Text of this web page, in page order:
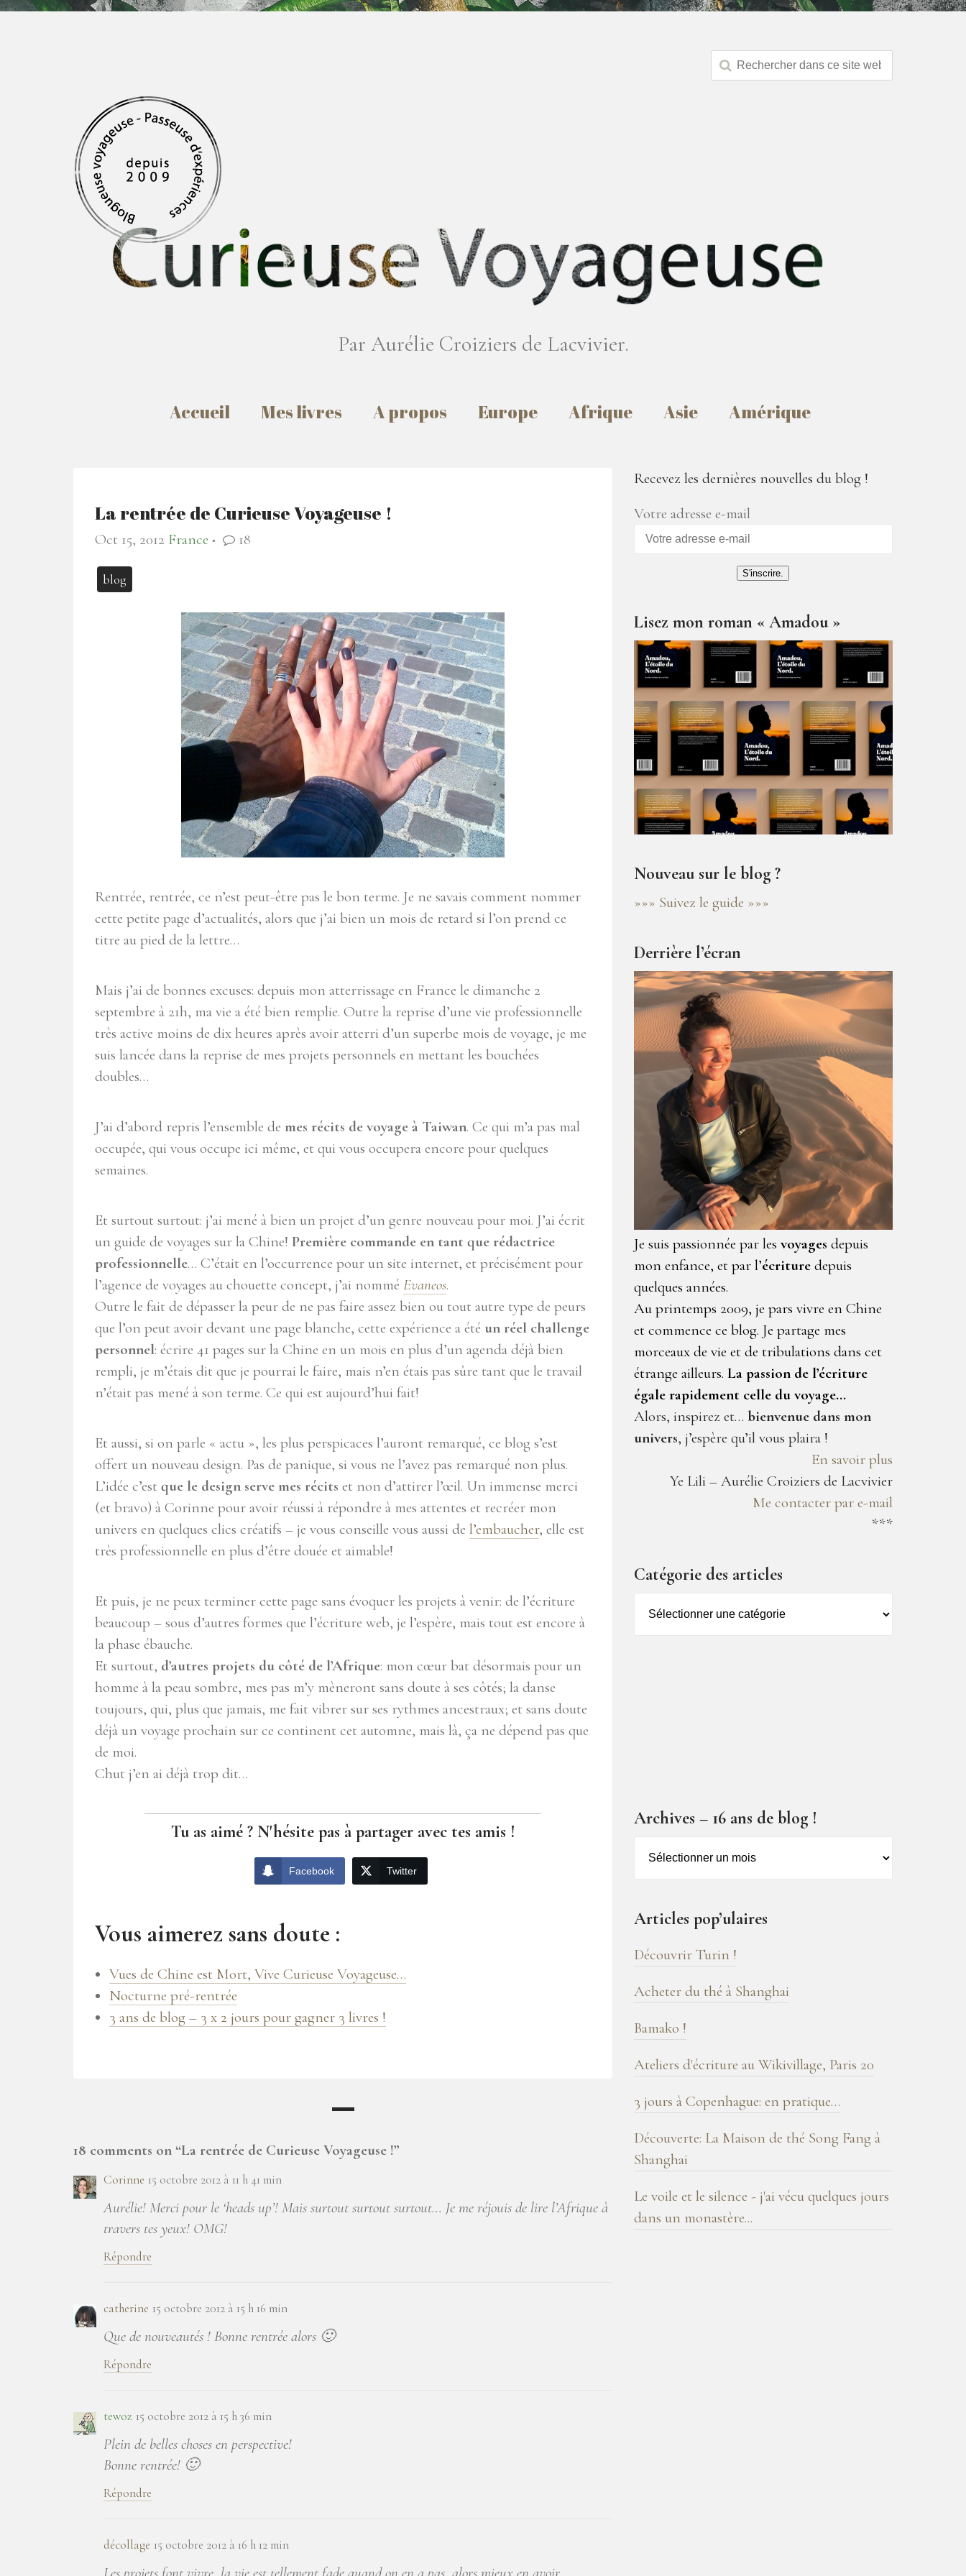
Par Aurélie Croiziers de Lacvivier.
Accueil Mes livres A propos Europe Afrique Asie Amérique
La rentrée de Curieuse Voyageuse !
Oct 15, 2012 France ● 18
blog
Rentrée, rentrée, ce n’est peut-être pas le bon terme. Je ne savais comment nommer
cette petite page d’actualités, alors que j’ai bien un mois de retard si l’on prend ce
titre au pied de la lettre…
Mais j’ai de bonnes excuses: depuis mon atterrissage en France le dimanche 2
septembre à 21h, ma vie a été bien remplie. Outre la reprise d’une vie professionnelle
très active moins de dix heures après avoir atterri d’un superbe mois de voyage, je me
suis lancée dans la reprise de mes projets personnels en mettant les bouchées
doubles…
J’ai d’abord repris l’ensemble de mes récits de voyage à Taiwan. Ce qui m’a pas mal
occupée, qui vous occupe ici même, et qui vous occupera encore pour quelques
semaines.
Et surtout surtout: j’ai mené à bien un projet d’un genre nouveau pour moi. J’ai écrit
un guide de voyages sur la Chine! Première commande en tant que rédactrice
professionnelle… C’était en l’occurrence pour un site internet, et précisément pour
l’agence de voyages au chouette concept, j’ai nommé Evaneos.
Outre le fait de dépasser la peur de ne pas faire assez bien ou tout autre type de peurs
que l’on peut avoir devant une page blanche, cette expérience a été un réel challenge
personnel: écrire 41 pages sur la Chine en un mois en plus d’un agenda déjà bien
rempli, je m’étais dit que je pourrai le faire, mais n’en étais pas sûre tant que le travail
n’était pas mené à son terme. Ce qui est aujourd’hui fait!
Et aussi, si on parle « actu », les plus perspicaces l’auront remarqué, ce blog s’est
offert un nouveau design. Pas de panique, si vous ne l’avez pas remarqué non plus.
L’idée c’est que le design serve mes récits et non d’attirer l’œil. Un immense merci
(et bravo) à Corinne pour avoir réussi à répondre à mes attentes et recréer mon
univers en quelques clics créatifs – je vous conseille vous aussi de l’embaucher, elle est
très professionnelle en plus d’être douée et aimable!
Et puis, je ne peux terminer cette page sans évoquer les projets à venir: de l’écriture
beaucoup – sous d’autres formes que l’écriture web, je l’espère, mais tout est encore à
la phase ébauche.
Et surtout, d’autres projets du côté de l’Afrique: mon cœur bat désormais pour un
homme à la peau sombre, mes pas m’y mèneront sans doute à ses côtés; la danse
toujours, qui, plus que jamais, me fait vibrer sur ses rythmes ancestraux; et sans doute
déjà un voyage prochain sur ce continent cet automne, mais là, ça ne dépend pas que
de moi.
Chut j’en ai déjà trop dit…
Tu as aimé ? N'hésite pas à partager avec tes amis !
Facebook Twitter
Vous aimerez sans doute :
Vues de Chine est Mort, Vive Curieuse Voyageuse…
Nocturne pré-rentrée
3 ans de blog – 3 x 2 jours pour gagner 3 livres !
18 comments on “La rentrée de Curieuse Voyageuse !”
Corinne 15 octobre 2012 à 11 h 41 min
Aurélie! Merci pour le ‘heads up’! Mais surtout surtout surtout… Je me réjouis de lire l’Afrique à
travers tes yeux! OMG!
Répondre
catherine 15 octobre 2012 à 15 h 16 min
Que de nouveautés ! Bonne rentrée alors 🙂
Répondre
tewoz 15 octobre 2012 à 15 h 36 min
Plein de belles choses en perspective!
Bonne rentrée! 🙂
Répondre
décollage 15 octobre 2012 à 16 h 12 min
Recevez les dernières nouvelles du blog !
Votre adresse e-mail
S'inscrire.
Lisez mon roman « Amadou »
Nouveau sur le blog ?
»»» Suivez le guide »»»
Derrière l’écran
Je suis passionnée par les voyages depuis
mon enfance, et par l’écriture depuis
quelques années.
Au printemps 2009, je pars vivre en Chine
et commence ce blog. Je partage mes
morceaux de vie et de tribulations dans cet
étrange ailleurs. La passion de l’écriture
égale rapidement celle du voyage…
Alors, inspirez et… bienvenue dans mon
univers, j’espère qu’il vous plaira !
En savoir plus
Ye Lili – Aurélie Croiziers de Lacvivier
Me contacter par e-mail
***
Catégorie des articles
des
Archives – 16 ans de blog !
de
blog
!
Articles pop’ulaires
Découvrir Turin !
Acheter du thé à Shanghai
Bamako !
Ateliers d'écriture au Wikivillage, Paris 20
3 jours à Copenhague: en pratique…
Découverte: La Maison de thé Song Fang à
Shanghai
Le voile et le silence - j'ai vécu quelques jours
dans un monastère...